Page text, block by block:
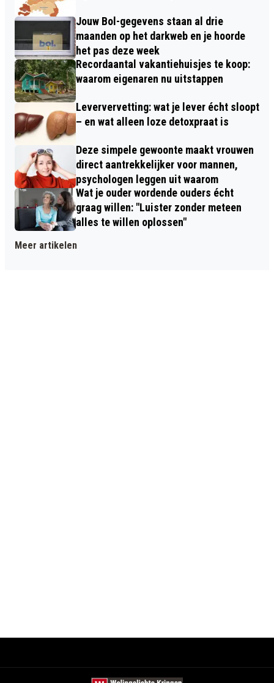
Jouw Bol-gegevens staan al drie
maanden op het darkweb en je hoorde
het pas deze week
Recordaantal vakantiehuisjes te koop:
waarom eigenaren nu uitstappen
Leververvetting: wat je lever écht sloopt
– en wat alleen loze detoxpraat is
Deze simpele gewoonte maakt vrouwen
direct aantrekkelijker voor mannen,
psychologen leggen uit waarom
Wat je ouder wordende ouders écht
graag willen: "Luister zonder meteen
alles te willen oplossen"
Meer artikelen